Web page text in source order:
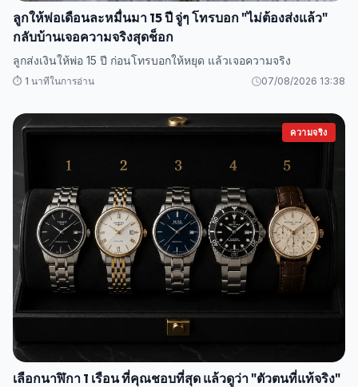
ลูกให้พ่อเดือนละหมื่นมา 15 ปี จู่ๆ โทรบอก "ไม่ต้องส่งแล้ว"
กลับบ้านเจอความจริงสุดช็อก
ลูกส่งเงินให้พ่อ 15 ปี ก่อนโทรบอกให้หยุด แล้วเจอความจริง
⏱️ 1 นาทีในการอ่าน 07/08/2026 13:38
ความจริง
เลือกนาฬิกา 1 เรือน ที่คุณชอบที่สุด แล้วดูว่า "ตัวตนที่แท้จริง"